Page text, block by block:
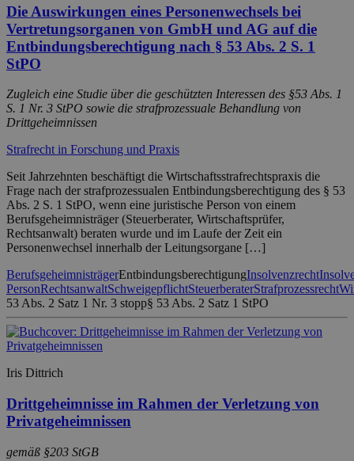
Die Auswirkungen eines Personenwechsels bei
Vertretungsorganen von GmbH und AG auf die
Entbindungsberechtigung nach § 53 Abs. 2 S. 1
StPO
Zugleich eine Studie über die geschützten Interessen des §53 Abs. 1
S. 1 Nr. 3 StPO sowie die strafprozessuale Behandlung von
Drittgeheimnissen
Strafrecht in Forschung und Praxis
Seit Jahrzehnten beschäftigt die Wirtschaftsstrafrechtspraxis die
Frage nach der strafprozessualen Entbindungsberechtigung des § 53
Abs. 2 S. 1 StPO, wenn eine juristische Person von einem
Berufsgeheimnisträger (Steuerberater, Wirtschaftsprüfer,
Rechtsanwalt) beraten wurde und im Laufe der Zeit ein
Personenwechsel innerhalb der Leitungsorgane […]
BerufsgeheimnisträgerEntbindungsberechtigungInsolvenzrecht
PersonRechtsanwaltSchweigepflichtSteuerberaterStrafprozessrecht
53 Abs. 2 Satz 1 Nr. 3 stopp§ 53 Abs. 2 Satz 1 StPO
Iris Dittrich
Drittgeheimnisse im Rahmen der Verletzung von
Privatgeheimnissen
gemäß §203 StGB